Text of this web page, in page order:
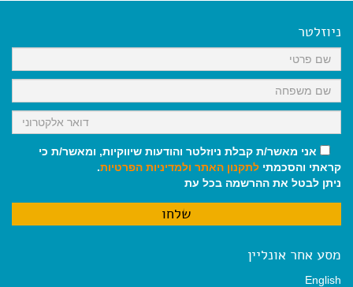
k
p
m
ניוזלטר
אני מאשר/ת קבלת ניוזלטר והודעות שיווקיות, ומאשר/ת כי
קראתי והסכמתי לתקנון האתר ולמדיניות הפרטיות.
ניתן לבטל את ההרשמה בכל עת
מסע אחר אונליין
English